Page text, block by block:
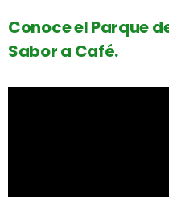
Conoce el Parque
Sabor a Café.